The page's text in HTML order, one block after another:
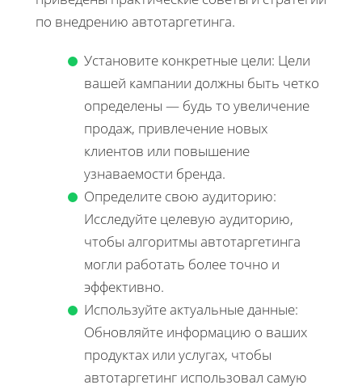
по внедрению автотаргетинга.
Установите конкретные цели: Цели
вашей кампании должны быть четко
определены — будь то увеличение
продаж, привлечение новых
клиентов или повышение
узнаваемости бренда.
Определите свою аудиторию:
Исследуйте целевую аудиторию,
чтобы алгоритмы автотаргетинга
могли работать более точно и
эффективно.
Используйте актуальные данные:
Обновляйте информацию о ваших
продуктах или услугах, чтобы
автотаргетинг использовал самую